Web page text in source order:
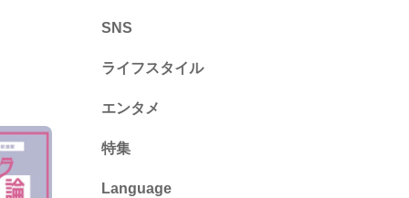
心理テスト
SNS
ライフスタイル
推し活
カルチャー・暮らし
エンタメ
特集
Language